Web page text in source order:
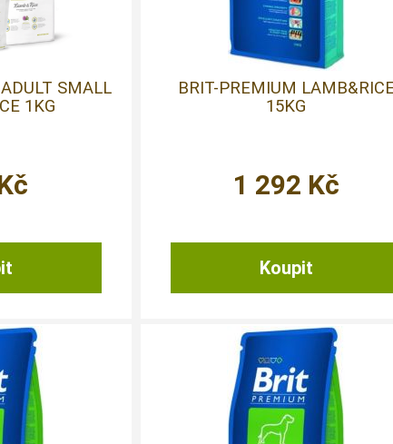
SMALL
1KG
BRIT-PREMIUM
15KG
1 292 Kč